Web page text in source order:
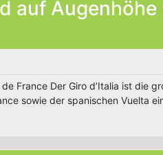
auf
France Der Giro d’Italia ist die
sowie der spanischen Vuelta